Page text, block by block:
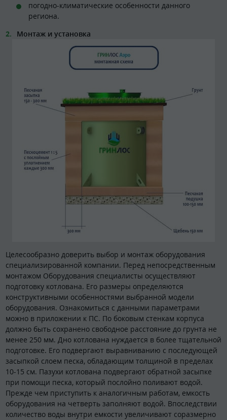
погодно-климатические особенности данного
региона.
Монтаж и установка
Целесообразно доверить выбор и монтаж оборудования
специализированной компании. Перед непосредственным
монтажом Оборудования специалисты осуществляют
подготовку котлована. Его размеры определяются
конструктивными особенностями выбранной модели
оборудования. Ознакомиться с данными параметрами
можно в приложении к ПС. По боковым стенкам корпуса
должно быть сохранено свободное расстояние до грунта не
менее 250 мм. Дно котлована нуждается в более тщательной
подготовке. Его подвергают выравниванию с последующей
засыпкой слоем песка, обладающим толщиной в пределах
10-15 см. Пазухи котлована подвергают обратной засыпке
при помощи песка, который послойно поливают водой.
Прежде чем приступить к аналогичным работам, емкость
оборудования на четверть заполняют водой. Впоследствии
количество воды внутри емкости увеличивают соразмерно